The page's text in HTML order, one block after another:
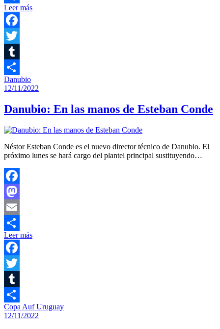
Compartir
Leer más
Facebook
Twitter
Tumblr
Compartir
Danubio
12/11/2022
Danubio: En las manos de Esteban Conde
Néstor Esteban Conde es el nuevo director técnico de Danubio. El
próximo lunes se hará cargo del plantel principal sustituyendo…
Facebook
Mastodon
Email
Compartir
Leer más
Facebook
Twitter
Tumblr
Compartir
Copa Auf Uruguay
12/11/2022